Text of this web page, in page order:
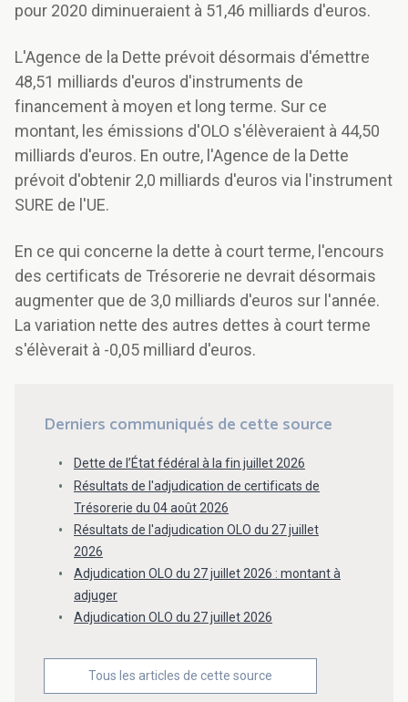
pour 2020 diminueraient à 51,46 milliards d'euros.
L'Agence de la Dette prévoit désormais d'émettre
48,51 milliards d'euros d'instruments de
financement à moyen et long terme. Sur ce
montant, les émissions d'OLO s'élèveraient à 44,50
milliards d'euros. En outre, l'Agence de la Dette
prévoit d'obtenir 2,0 milliards d'euros via l'instrument
SURE de l'UE.
En ce qui concerne la dette à court terme, l'encours
des certificats de Trésorerie ne devrait désormais
augmenter que de 3,0 milliards d'euros sur l'année.
La variation nette des autres dettes à court terme
s'élèverait à -0,05 milliard d'euros.
Derniers communiqués de cette source
Dette de l’État fédéral à la fin juillet 2026
Résultats de l'adjudication de certificats de
Trésorerie du 04 août 2026
Résultats de l'adjudication OLO du 27 juillet
2026
Adjudication OLO du 27 juillet 2026 : montant à
adjuger
Adjudication OLO du 27 juillet 2026
Tous les articles de cette source